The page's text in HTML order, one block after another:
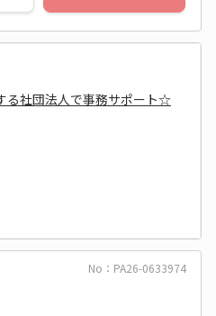
る社団法人で事務サポート☆
No：PA26-0633974